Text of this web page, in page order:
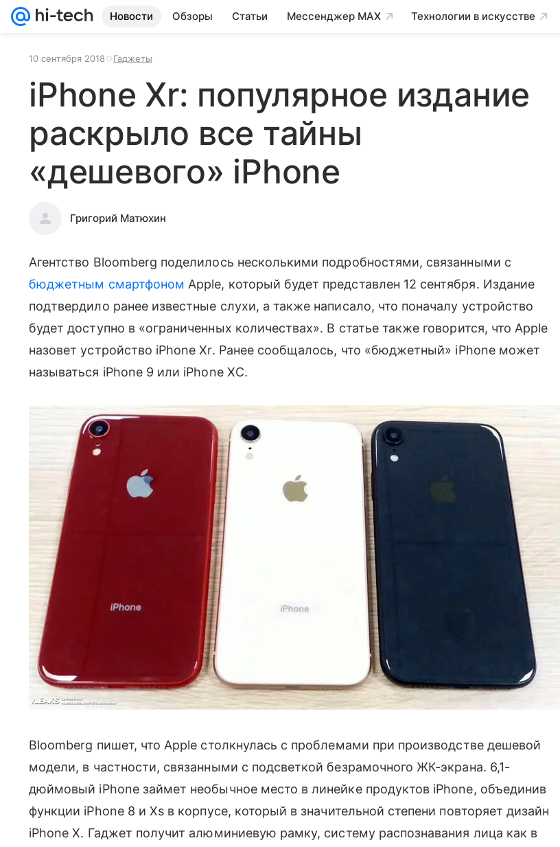
Новости Обзоры Статьи Мессенджер MAX Технологии в искусстве
10 сентября 2018 Гаджеты
iPhone Xr: популярное издание
раскрыло все тайны
«дешевого» iPhone
Григорий Матюхин
Агентство Bloomberg поделилось несколькими подробностями, связанными с
бюджетным смартфоном Apple, который будет представлен 12 сентября. Издание
подтвердило ранее известные слухи, а также написало, что поначалу устройство
будет доступно в «ограниченных количествах». В статье также говорится, что Apple
назовет устройство iPhone Xr. Ранее сообщалось, что «бюджетный» iPhone может
называться iPhone 9 или iPhone XC.
Bloomberg пишет, что Apple столкнулась с проблемами при производстве дешевой
модели, в частности, связанными с подсветкой безрамочного ЖК-экрана. 6,1-
дюймовый iPhone займет необычное место в линейке продуктов iPhone, объединив
функции iPhone 8 и Xs в корпусе, который в значительной степени повторяет дизайн
iPhone X. Гаджет получит алюминиевую рамку, систему распознавания лица как в